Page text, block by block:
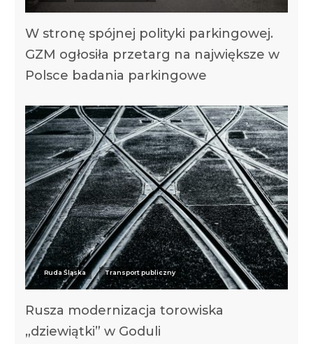
W stronę spójnej polityki parkingowej.
GZM ogłosiła przetarg na największe w
Polsce badania parkingowe
Ruda Śląska Transport publiczny
Rusza modernizacja torowiska
„dziewiątki” w Goduli